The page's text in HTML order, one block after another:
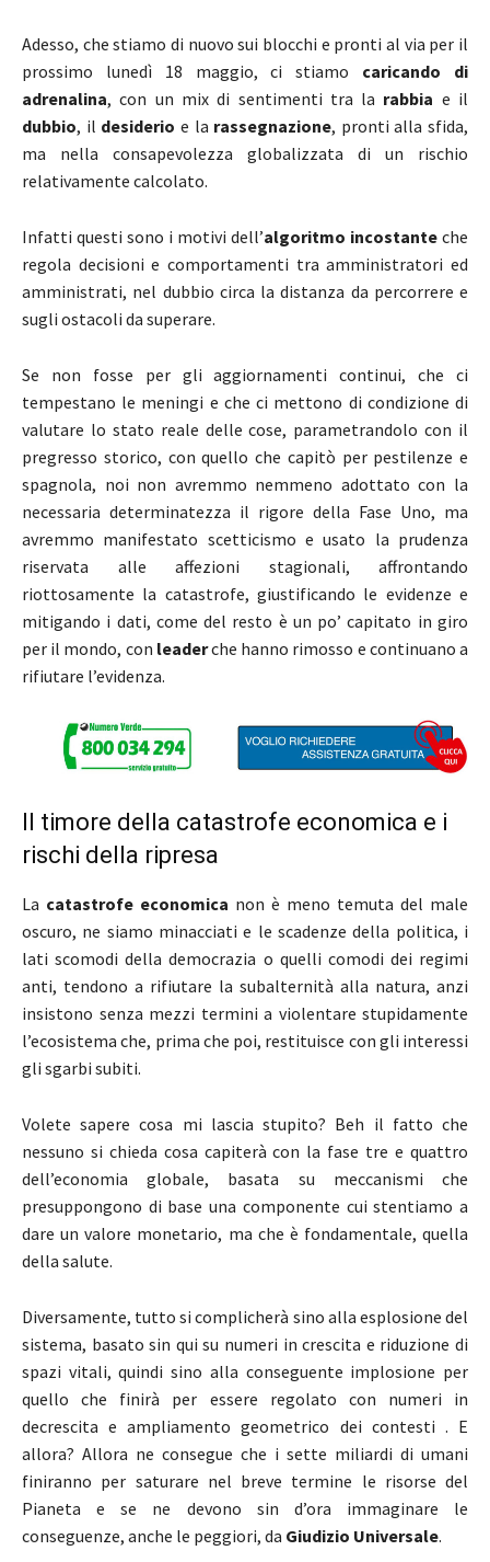
Adesso, che stiamo di nuovo sui blocchi e pronti al via per il
prossimo lunedì 18 maggio, ci stiamo caricando
di
adrenalina, con un mix di sentimenti tra la rabbia e il
dubbio, il desiderio e la rassegnazione, pronti alla sfida,
ma nella consapevolezza globalizzata di un rischio
relativamente calcolato.
Infatti questi sono i motivi dell’algoritmo incostante che
regola decisioni e comportamenti tra amministratori ed
amministrati, nel dubbio circa la distanza da percorrere e
sugli ostacoli da superare.
Se non fosse per gli aggiornamenti continui, che ci
tempestano le meningi e che ci mettono di condizione di
valutare lo stato reale delle cose, parametrandolo con il
pregresso storico, con quello che capitò per pestilenze e
spagnola, noi non avremmo nemmeno adottato con la
necessaria determinatezza il rigore della Fase Uno, ma
avremmo manifestato scetticismo e usato la prudenza
riservata alle affezioni stagionali, affrontando
riottosamente la catastrofe, giustificando le evidenze e
mitigando i dati, come del resto è un po’ capitato in giro
per il mondo, con leaderche hanno rimosso e continuano a
rifiutare l’evidenza.
Il timore della catastrofe economica e i
rischi della ripresa
La catastrofe economica non è meno temuta del male
oscuro, ne siamo minacciati e le scadenze della politica, i
lati scomodi della democrazia o quelli comodi dei regimi
anti, tendono a rifiutare la subalternità alla natura, anzi
insistono senza mezzi termini a violentare stupidamente
l’ecosistema che, prima che poi, restituisce con gli interessi
gli sgarbi subiti.
Volete sapere cosa mi lascia stupito? Beh il fatto che
nessuno si chieda cosa capiterà con la fase tre e quattro
dell’economia globale, basata su meccanismi che
presuppongono di base una componente cui stentiamo a
dare un valore monetario, ma che è fondamentale, quella
della salute.
Diversamente, tutto si complicherà sino alla esplosione del
sistema, basato sin qui su numeri in crescita e riduzione di
spazi vitali, quindi sino alla conseguente implosione per
quello che finirà per essere regolato con numeri in
decrescita e ampliamento geometrico dei contesti . E
allora? Allora ne consegue che i sette miliardi di umani
finiranno per saturare nel breve termine le risorse del
Pianeta e se ne devono sin d’ora immaginare le
conseguenze, anche le peggiori, da Giudizio Universale.